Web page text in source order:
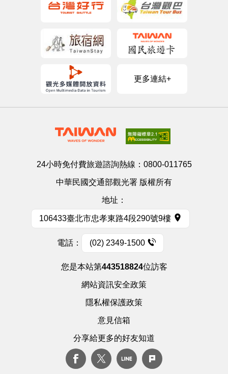
更多連結+
24小時免付費旅遊諮詢熱線： 0800-011765
中華民國交通部觀光署 版權所有
地址：
106433臺北市忠孝東路4段290號9樓
電話： (02) 2349-1500
您是本站第443518824位訪客
網站資訊安全政策
隱私權保護政策
意見信箱
分享給更多的好友知道